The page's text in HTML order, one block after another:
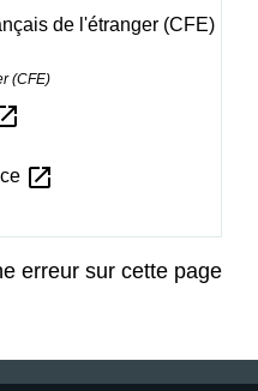
de l'étranger (CFE)
(CFE)
open_in_new
erreur sur cette page